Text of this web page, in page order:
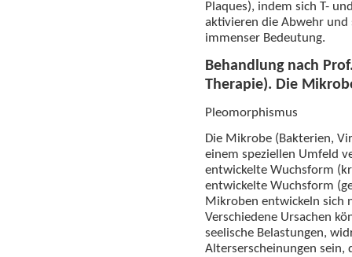
Plaques), indem sich T-
aktivieren die Abwehr und
immenser Bedeutung.
Behandlung nach
Therapie). Die
Pleomorphismus
Die Mikrobe (Bakterien,
einem speziellen Umfeld
entwickelte Wuchsform
entwickelte Wuchsform
Mikroben entwickeln sich
Verschiedene Ursachen
seelische Belastungen,
Alterserscheinungen